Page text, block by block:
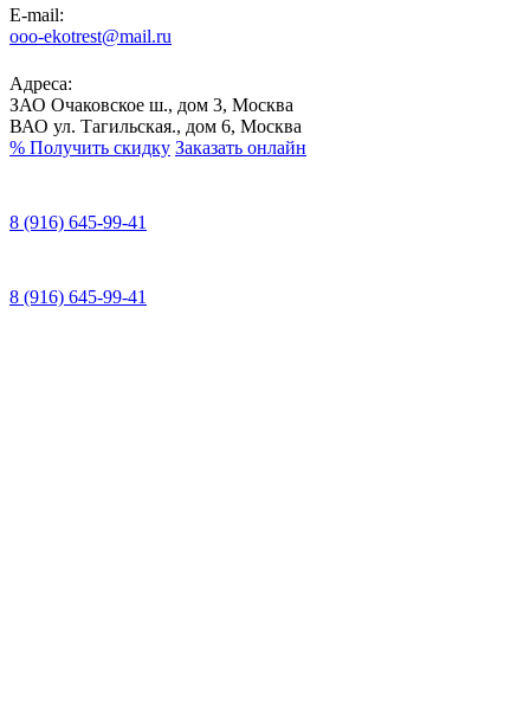
E-mail:
ooo-ekotrest@mail.ru
Адреса:
ЗАО Очаковское ш., дом 3, Москва
ВАО ул. Тагильская., дом 6, Москва
% Получить скидку Заказать онлайн
8 (916) 645-99-41
8 (916) 645-99-41